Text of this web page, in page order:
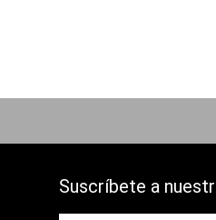
Suscríbete a